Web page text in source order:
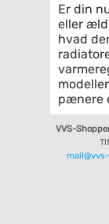
Er din
eller
hvad
pænere
VVS-